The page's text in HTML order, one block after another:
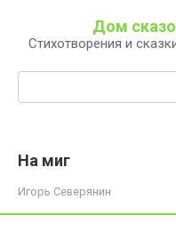
контенту
Дом
Стихотворения и
На миг
Игорь Северянин